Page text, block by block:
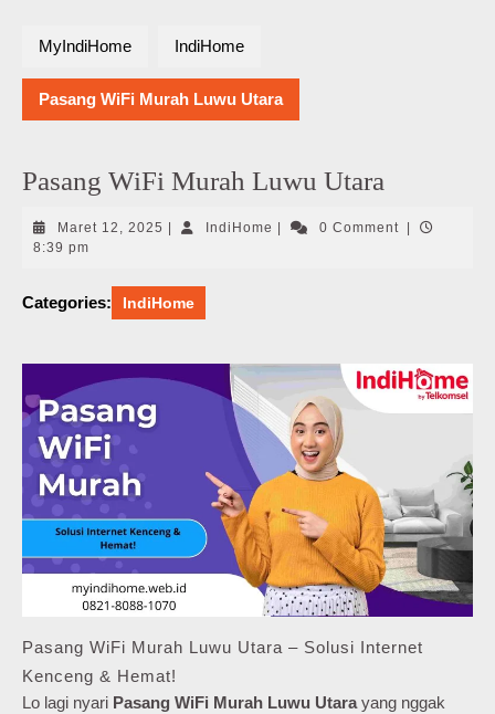
MyIndiHome IndiHome
Pasang WiFi Murah Luwu Utara
Pasang WiFi Murah Luwu Utara
Maret 12, 2025 Maret
IndiHome IndiHome0 Comment
8:39 pm
Categories: IndiHome
Pasang WiFi Murah Luwu Utara – Solusi Internet
Kenceng & Hemat!
Lo lagi nyari Pasang WiFi Murah Luwu Utarayang nggak